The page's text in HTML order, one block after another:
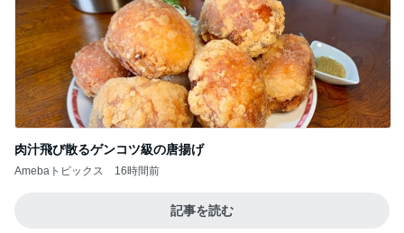
肉汁飛び散るゲンコツ級の唐揚げ
Amebaトピックス 16時間前
記事を読む